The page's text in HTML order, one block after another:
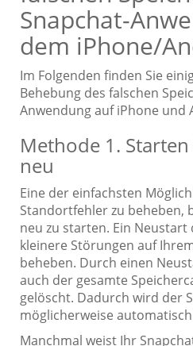
Snapchat-
dem iPhone/
Im Folgenden finden Sie
Behebung des falschen
Anwendung auf iPhone und
Methode 1.
neu
Eine der einfachsten
Standortfehler zu beheben,
neu zu starten. Ein Neustart
kleinere Störungen auf
beheben. Durch einen
auch der gesamte
gelöscht. Dadurch wird der
möglicherweise
Manchmal weist Ihr